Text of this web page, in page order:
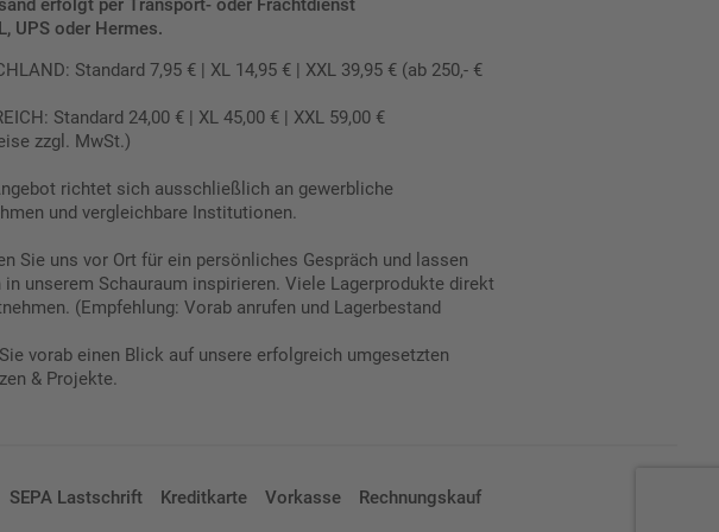
erfolgt per Transport- oder Frachtdienst
UPS oder Hermes.
Standard 7,95 € | XL 14,95 € | XXL 39,95 € (ab 250,- €
Standard 24,00 € | XL 45,00 € | XXL 59,00 €
zzgl. MwSt.)
richtet sich ausschließlich an gewerbliche
und vergleichbare Institutionen.
Sie uns vor Ort für ein persönliches Gespräch und lassen
in unserem Schauraum inspirieren. Viele Lagerprodukte direkt
(Empfehlung: Vorab anrufen und Lagerbestand
vorab einen Blick auf unsere erfolgreich umgesetzten
& Projekte.
SEPA Lastschrift Kreditkarte Vorkasse Rechnungskauf